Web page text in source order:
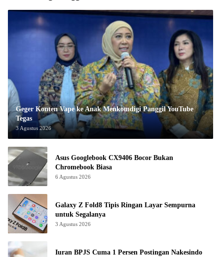
Geger Konten Vape ke Anak Menkomdigi Panggil YouTube
Tegas
3 Agustus 2026
Asus Googlebook CX9406 Bocor Bukan
Chromebook Biasa
6 Agustus 2026
Galaxy Z Fold8 Tipis Ringan Layar Sempurna
untuk Segalanya
3 Agustus 2026
Iuran BPJS Cuma 1 Persen Postingan Nakesindo